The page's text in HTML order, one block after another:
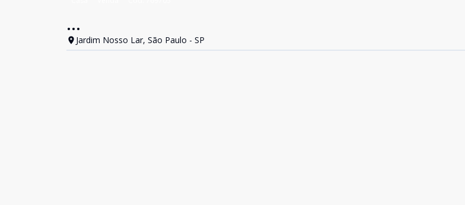
...
Jardim Nosso Lar, São Paulo - SP